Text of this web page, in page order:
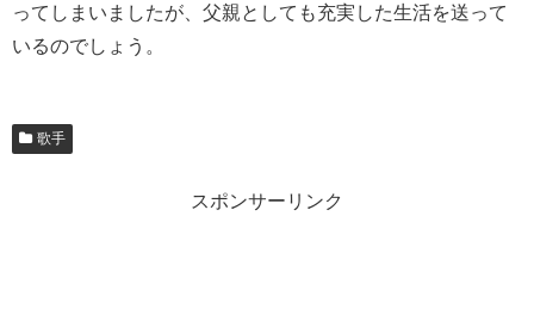
ってしまいましたが、父親としても充実した生活を送って
いるのでしょう。
歌手
スポンサーリンク